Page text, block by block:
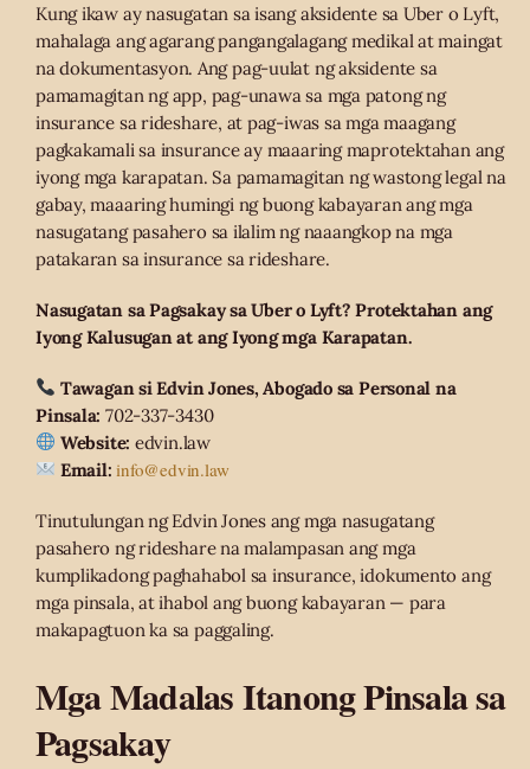
Kung ikaw ay nasugatan sa isang aksidente sa Uber o Lyft,
mahalaga ang agarang pangangalagang medikal at maingat
na dokumentasyon. Ang pag-uulat ng aksidente sa
pamamagitan ng app, pag-unawa sa mga patong ng
insurance sa rideshare, at pag-iwas sa mga maagang
pagkakamali sa insurance ay maaaring maprotektahan ang
iyong mga karapatan. Sa pamamagitan ng wastong legal na
gabay, maaaring humingi ng buong kabayaran ang mga
nasugatang pasahero sa ilalim ng naaangkop na mga
patakaran sa insurance sa rideshare.
Nasugatan sa Pagsakay sa Uber o Lyft? Protektahan ang
Iyong Kalusugan at ang Iyong mga Karapatan.
Tawagan si Edvin Jones, Abogado sa Personal na
Pinsala: 702-337-3430
Website: edvin.law
Email: info@edvin.law
Tinutulungan ng Edvin Jones ang mga nasugatang
pasahero ng rideshare na malampasan ang mga
kumplikadong paghahabol sa insurance, idokumento ang
mga pinsala, at ihabol ang buong kabayaran — para
makapagtuon ka sa paggaling.
Mga Madalas Itanong Pinsala sa
Pagsakay